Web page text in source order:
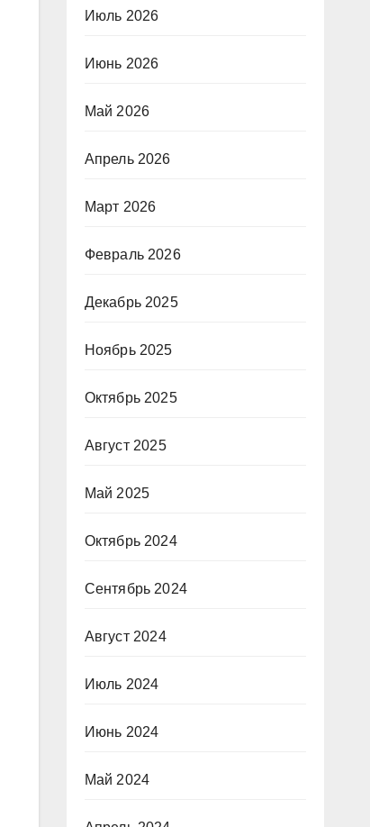
Июль 2026
Июнь 2026
Май 2026
Апрель 2026
Март 2026
Февраль 2026
Декабрь 2025
Ноябрь 2025
Октябрь 2025
Август 2025
Май 2025
Октябрь 2024
Сентябрь 2024
Август 2024
Июль 2024
Июнь 2024
Май 2024